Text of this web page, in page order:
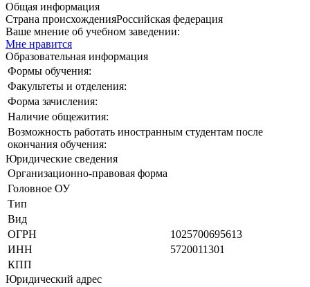
Общая информация
Страна происхожденияРоссийская федерация
Ваше мнение об учебном заведении:
Мне нравится
Образовательная информация
Формы обучения:
Факультеты и отделения:
Форма зачисления:
Наличие общежития:
Возможность работать иностранным студентам после
окончания обучения:
Юридические сведения
Организационно-правовая форма
Головное ОУ
Тип
Вид
ОГРН
1025700695613
ИНН
5720011301
КПП
Юридический адрес